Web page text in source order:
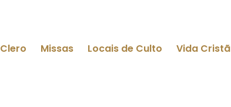
Clero Missas Locais de Culto Vida Cristã